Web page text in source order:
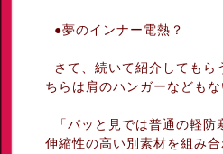
●夢のインナー電熱？
さて、続いて紹介してもら
ちらは肩のハンガーなども
「パッと見では普通の軽防
伸縮性の高い別素材を組み